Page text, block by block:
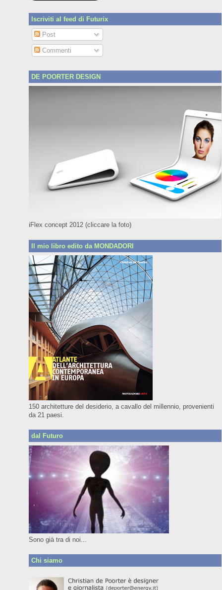
Iscriviti al feed di Futurix
Post
Commenti
DE POORTER DESIGN
iFlex concept 2012 (cliccare la foto)
Il mio libro edito da MONDADORI
150 architetture del desiderio, a cavallo del millennio, provenienti
da 21 paesi.
dal Futuro
Sono già tra di noi...
Chi siamo